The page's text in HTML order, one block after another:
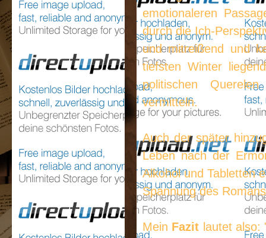
emotionaleren
durch die Ich-
und mitreißend und
tiefsten Winter
politischen
vermitteln.
Auch der später
Leben nach der
Alkohol und Tabletten
Spannung des
Mein Fazit lautet